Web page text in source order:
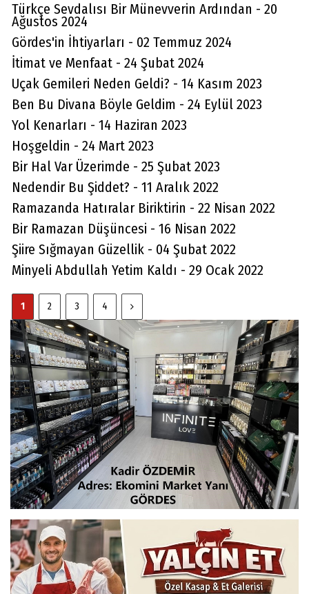
Türkçe Sevdalısı Bir Münevverin Ardından - 20
Ağustos 2024
Gördes'in İhtiyarları - 02 Temmuz 2024
İtimat ve Menfaat - 24 Şubat 2024
Uçak Gemileri Neden Geldi? - 14 Kasım 2023
Ben Bu Divana Böyle Geldim - 24 Eylül 2023
Yol Kenarları - 14 Haziran 2023
Hoşgeldin - 24 Mart 2023
Bir Hal Var Üzerimde - 25 Şubat 2023
Nedendir Bu Şiddet? - 11 Aralık 2022
Ramazanda Hatıralar Biriktirin - 22 Nisan 2022
Bir Ramazan Düşüncesi - 16 Nisan 2022
Şiire Sığmayan Güzellik - 04 Şubat 2022
Minyeli Abdullah Yetim Kaldı - 29 Ocak 2022
1 2 3 4